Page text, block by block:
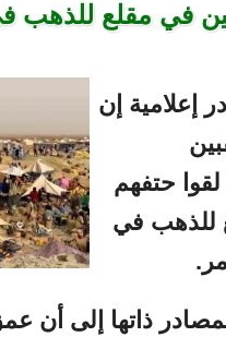
في مقلع للذهب
إعلامية إن
لقوا حتفهم
للذهب في